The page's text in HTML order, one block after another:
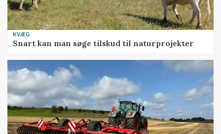
KVÆG
Snart kan man søge tilskud til naturprojekter